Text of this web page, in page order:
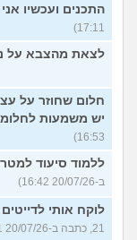
התכנים ועכשיו
17:11)
לצאת מהצבא על
חלום שחוזר על
יש משמעות
16:53)
ללמוד סיעוד
ב-20/07/26 16:42)
לוקח אותי
21, כתבה ב-20/07/26 16:31)